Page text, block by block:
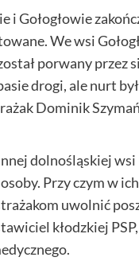
i Gołogłowie
We wsi
porwany przez
drogi, ale nurt
Dominik
dolnośląskiej
Przy czym w
uwolnić
kłodzkiej